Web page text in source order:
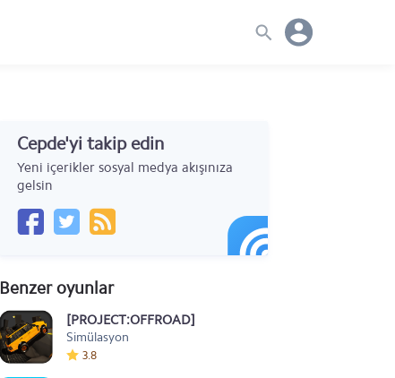
Cepde'yi takip edin
Yeni içerikler sosyal medya akışınıza
gelsin
Benzer oyunlar
[PROJECT:OFFROAD]
Simülasyon
3.8